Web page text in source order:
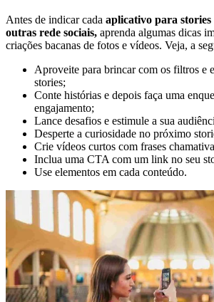
Antes de indicar cada aplicativo para
outras rede sociais, aprenda algumas dicas
criações bacanas de fotos e vídeos. Veja, a
Aproveite para brincar com os filtros e
stories;
Conte histórias e depois faça uma
engajamento;
Lance desafios e estimule a sua
Desperte a curiosidade no próximo
Crie vídeos curtos com frases
Inclua uma CTA com um link no seu
Use elementos em cada conteúdo.